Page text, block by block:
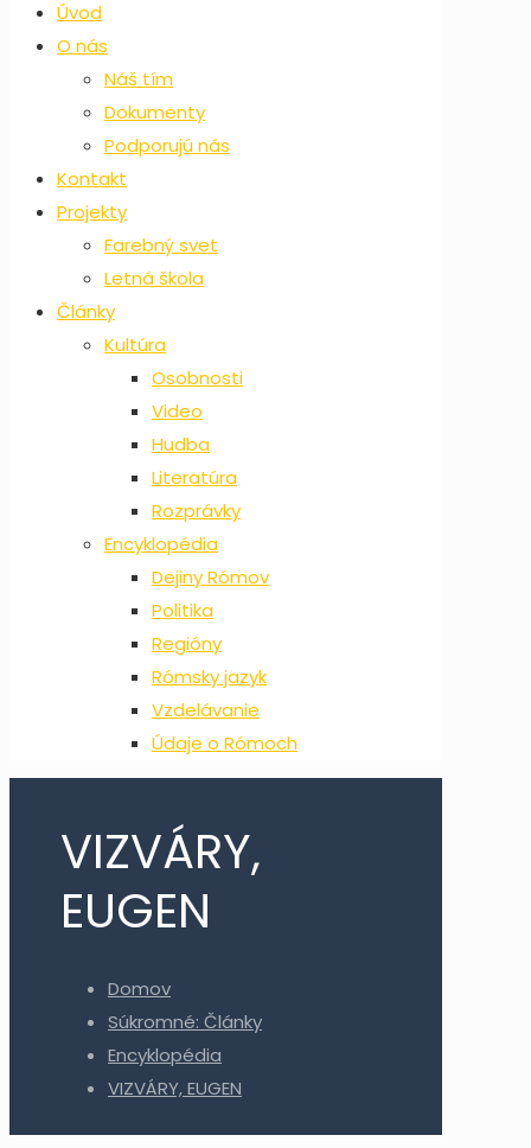
Úvod
O nás
Náš tím
Dokumenty
Podporujú nás
Kontakt
Projekty
Farebný svet
Letná škola
Články
Kultúra
Osobnosti
Video
Hudba
Literatúra
Rozprávky
Encyklopédia
Dejiny Rómov
Politika
Regióny
Rómsky jazyk
Vzdelávanie
Údaje o Rómoch
VIZVÁRY,
EUGEN
Domov
Súkromné: Články
Encyklopédia
VIZVÁRY, EUGEN